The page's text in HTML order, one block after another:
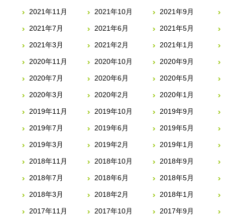
2021年11月 2021年10月 2021年9月
2021年7月 2021年6月 2021年5月
2021年3月 2021年2月 2021年1月
2020年11月 2020年10月 2020年9月
2020年7月 2020年6月 2020年5月
2020年3月 2020年2月 2020年1月
2019年11月 2019年10月 2019年9月
2019年7月 2019年6月 2019年5月
2019年3月 2019年2月 2019年1月
2018年11月 2018年10月 2018年9月
2018年7月 2018年6月 2018年5月
2018年3月 2018年2月 2018年1月
2017年11月 2017年10月 2017年9月